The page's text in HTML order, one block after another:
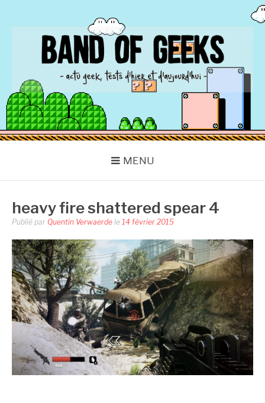
BAND OF GEEKS
Actu Geek d'hier et d'aujourd'hui
MENU
heavy fire shattered spear 4
Publié par Quentin Verwaerde le 14 février 2015